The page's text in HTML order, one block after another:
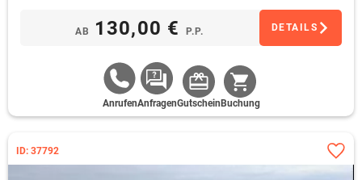
AB 130,00 € P.P. DETAILS
AnrufenAnfragenGutschein Buchung
ID: 37792